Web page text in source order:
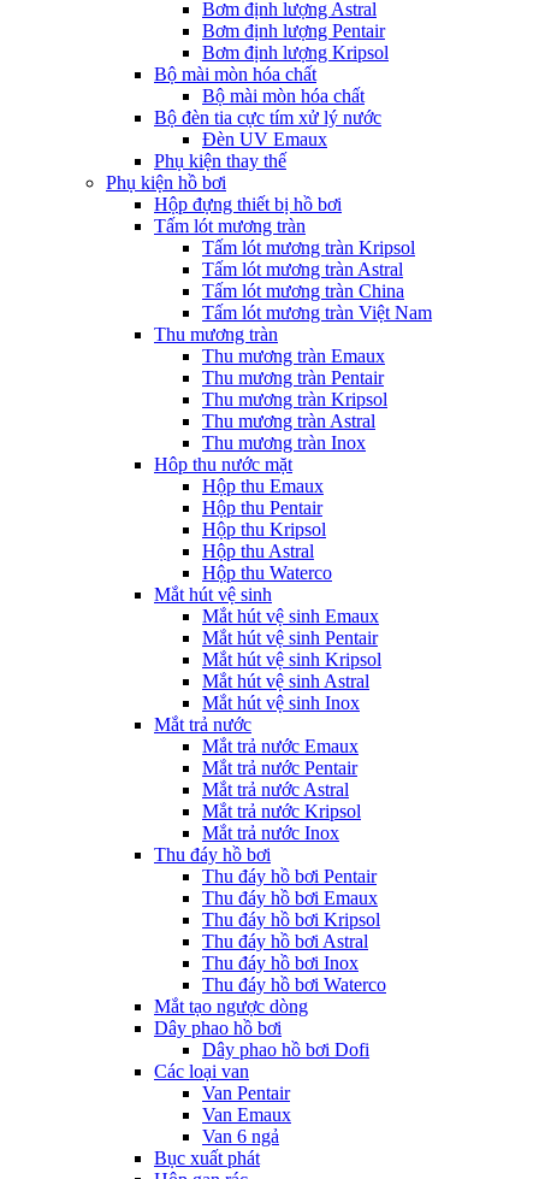
Bơm định lượng Astral
Bơm định lượng Pentair
Bơm định lượng Kripsol
Bộ mài mòn hóa chất
Bộ mài mòn hóa chất
Bộ đèn tia cực tím xử lý nước
Đèn UV Emaux
Phụ kiện thay thế
Phụ kiện hồ bơi
Hộp đựng thiết bị hồ bơi
Tấm lót mương tràn
Tấm lót mương tràn Kripsol
Tấm lót mương tràn Astral
Tấm lót mương tràn China
Tấm lót mương tràn Việt Nam
Thu mương tràn
Thu mương tràn Emaux
Thu mương tràn Pentair
Thu mương tràn Kripsol
Thu mương tràn Astral
Thu mương tràn Inox
Hôp thu nước mặt
Hộp thu Emaux
Hộp thu Pentair
Hộp thu Kripsol
Hộp thu Astral
Hộp thu Waterco
Mắt hút vệ sinh
Mắt hút vệ sinh Emaux
Mắt hút vệ sinh Pentair
Mắt hút vệ sinh Kripsol
Mắt hút vệ sinh Astral
Mắt hút vệ sinh Inox
Mắt trả nước
Mắt trả nước Emaux
Mắt trả nước Pentair
Mắt trả nước Astral
Mắt trả nước Kripsol
Mắt trả nước Inox
Thu đáy hồ bơi
Thu đáy hồ bơi Pentair
Thu đáy hồ bơi Emaux
Thu đáy hồ bơi Kripsol
Thu đáy hồ bơi Astral
Thu đáy hồ bơi Inox
Thu đáy hồ bơi Waterco
Mắt tạo ngược dòng
Dây phao hồ bơi
Dây phao hồ bơi Dofi
Các loại van
Van Pentair
Van Emaux
Van 6 ngả
Bục xuất phát